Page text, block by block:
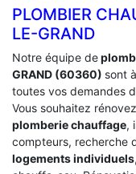
PLOMBIER
LE-GRAND
Notre équipe de
GRAND (60360) sont
toutes vos demandes
Vous souhaitez
plomberie chauffage,
compteurs, recherche
logements individuels